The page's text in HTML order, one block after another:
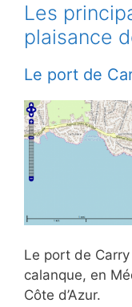
Les
plaisance
Le port de
Le port de
calanque, en
Côte d’Azur.